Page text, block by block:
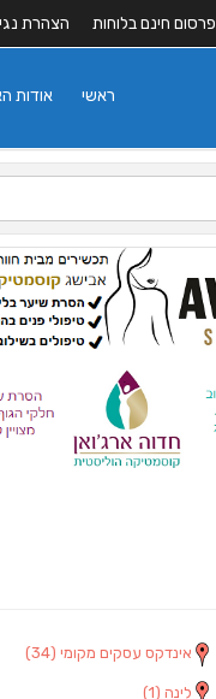
פרסום חינם בלוחות הצהרת
אודות ראשי
אינדקס עסקים מקומי (34)
לינה (1)